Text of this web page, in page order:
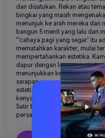
dan disatukan. Rekan atau
bingkai yang masih
menunjuk ke arah mereka dan
bangun 5 menit yang lalu dan
"'cahaya pagi yang segar' itu
mematahkan karakter, mulai
mempertahankan estetika.
dapur dengan lampu cincin
menunjukkan kekacauan tepat
sarapan seseorang yang
estetis). Kedua orang akhirnya
kenyataan. Cahaya pagi
Satir budaya influencer yang
persahabatan yang tulus.